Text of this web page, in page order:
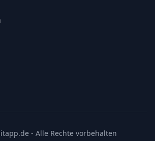
- Alle Rechte vorbehalten